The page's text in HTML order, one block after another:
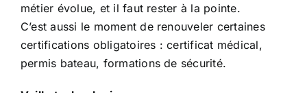
métier évolue, et il faut rester à la pointe.
C’est aussi le moment de renouveler certaines
certifications obligatoires : certificat médical,
permis bateau, formations de sécurité.